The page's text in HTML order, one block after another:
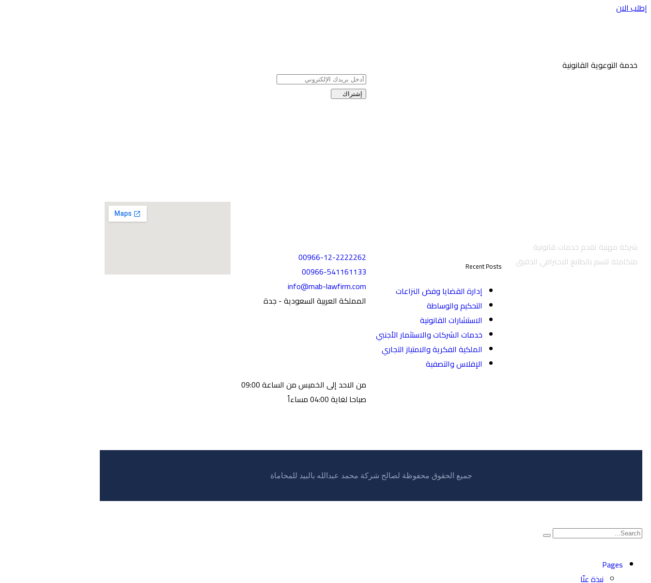
إطلب الان
خدمة التوعوية القانونية
شركة مهنية تقدم خدمات قانونية
متكاملة تتسم بالطابع الاحترافي الدقيق
Recent Posts
إدارة القضايا وفض النزاعات
التحكيم والوساطة
الاستشارات القانونية
خدمات الشركات والاستثمار الأجنبي
الملكية الفكرية والامتياز التجاري
الإفلاس والتصفية
00966-12-2222262
00966-541161133
info@mab-lawfirm.com
المملكة العربية السعودية - جدة
من الاحد إلى الخميس من الساعة 09:00
صباحا لغاية 04:00 مساءاً
جميع الحقوق محفوظة لصالح شركة محمد عبدالله بالبيد للمحاماة
Pages
نبذة عنّا